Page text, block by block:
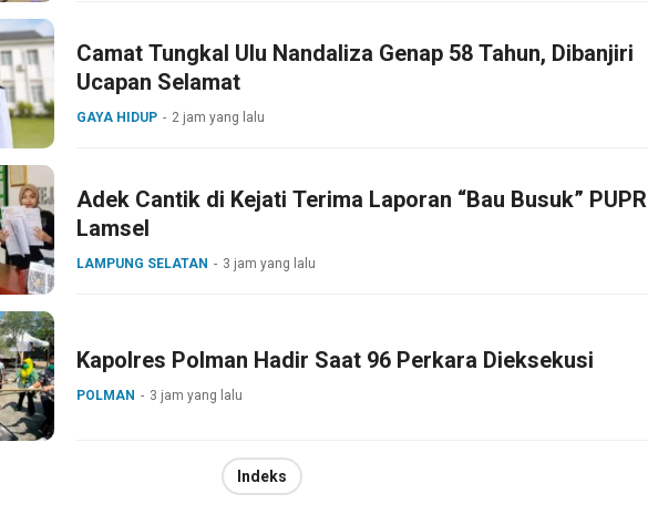
Camat Tungkal Ulu Nandaliza Genap 58 Tahun, Dibanjiri
Ucapan Selamat
GAYA HIDUP 2 jam yang lalu
Adek Cantik di Kejati Terima Laporan “Bau Busuk” PUPR
Lamsel
LAMPUNG SELATAN 3 jam yang lalu
Kapolres Polman Hadir Saat 96 Perkara Dieksekusi
POLMAN 3 jam yang lalu
Indeks